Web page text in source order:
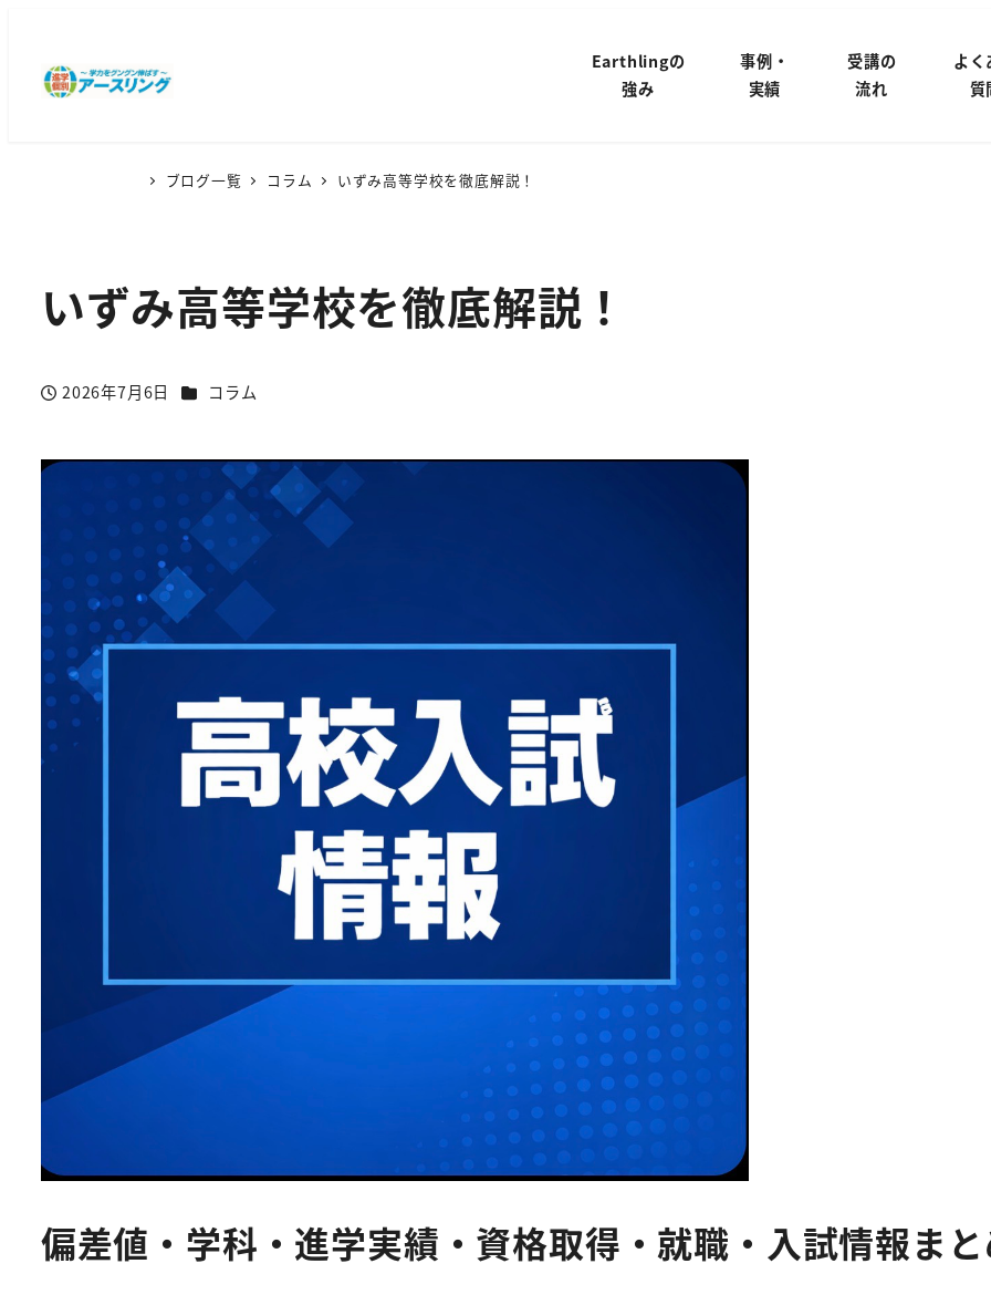
Earthlingの
強み
事例・
実績
受講の
流れ
よく
質
ブログ一覧 コラム いずみ高等学校を徹底解説！
いずみ高等学校を徹底解説！
投稿日
2026年7月6日 カテゴリー
コラム
偏差値・学科・進学実績・資格取得・就職・入試情報ま